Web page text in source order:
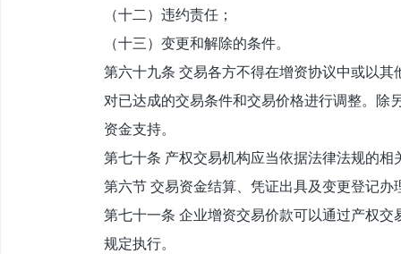
（十二）违约责任；
（十三）变更和解除的条件。
第六十九条 交易各方不得在增资协议中或以
对已达成的交易条件和交易价格进行调整。除
资金支持。
第七十条 产权交易机构应当依据法律法规的
第六节 交易资金结算、凭证出具及变更登记办
第七十一条 企业增资交易价款可以通过产权
规定执行。